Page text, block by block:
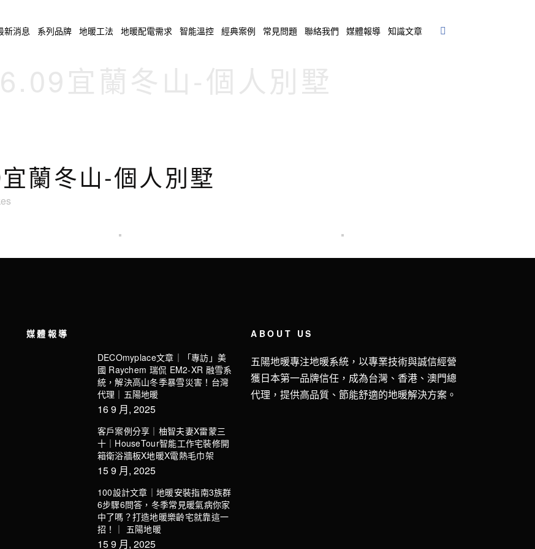
新消息 系列品牌 地暖工法 地暖配電需求 智能溫控 經典案例 常見問題 聯絡我們 媒體報導 知識文章
蘭冬山-個人別墅
媒體報導
DECOmyplace文章｜「專訪」美
國 Raychem 瑞侃 EM2-XR 融雪系
統，解決高山冬季暴雪災害！台灣
代理｜五陽地暖
16 9 月, 2025
客戶案例分享｜柚智夫妻X雷蒙三
十｜HouseTour智能工作宅裝修開
箱衛浴牆板X地暖X電熱毛巾架
15 9 月, 2025
100設計文章｜地暖安裝指南3族群
6步驟6問答，冬季常見暖氣病你家
中了嗎？打造地暖樂齡宅就靠這一
招！｜ 五陽地暖
15 9 月, 2025
ABOUT US
五陽地暖專注地暖系統，以專業技術與誠信經營
獲日本第一品牌信任，成為台灣、香港、澳門總
代理，提供高品質、節能舒適的地暖解決方案。